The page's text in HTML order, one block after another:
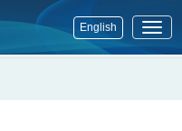
English
展